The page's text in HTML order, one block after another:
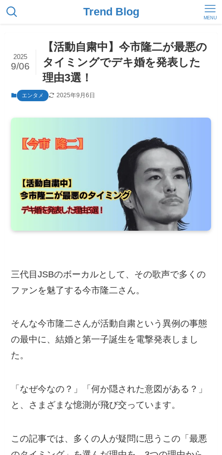
Trend Blog MENU
【活動自粛中】今市隆二が最悪の
タイミングでデキ婚を発表した
理由3選！
2025
9/06
エンタメ 2025年9月6日
三代目JSBのボーカルとして、その歌声で多くの
ファンを魅了する今市隆二さん。
そんな今市隆二さんが活動自粛という異例の事態
の最中に、結婚と第一子誕生を電撃発表しまし
た。
「なぜ今なの？」「何か隠された意図がある？」
と、さまざまな憶測が飛び交っています。
この記事では、多くの人が疑問に思うこの「最悪